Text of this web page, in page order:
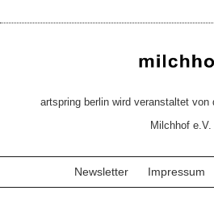
artspring berlin wird veranstaltet von
Milchhof e.V.
Newsletter Impressum